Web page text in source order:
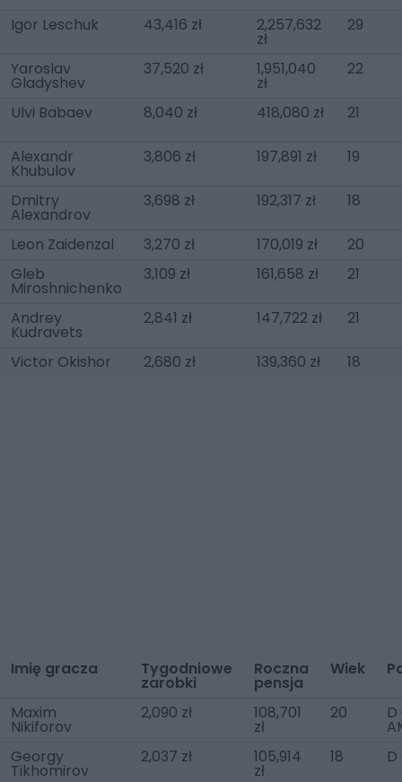
Igor Leschuk 43,416 zł 2,257,632
zł
29
Yaroslav
Gladyshev
37,520 zł 1,951,040
zł
22
Ulvi Babaev 8,040 zł 418,080 zł 21
Alexandr
Khubulov
3,806 zł 197,891 zł 19
Dmitry
Alexandrov
3,698 zł 192,317 zł 18
Leon Zaidenzal 3,270 zł 170,019 zł
20
Gleb
Miroshnichenko
3,109 zł 161,658 zł 21
Andrey
Kudravets
2,841 zł 147,722 zł 21
Victor Okishor 2,680 zł 139,360 zł 18
Imię gracza Tygodniowe
zarobki
Roczna
pensja
Wiek
Maxim
Nikiforov
2,090 zł 108,701
zł
20 D
Georgy
Tikhomirov
2,037 zł 105,914
zł
18 D